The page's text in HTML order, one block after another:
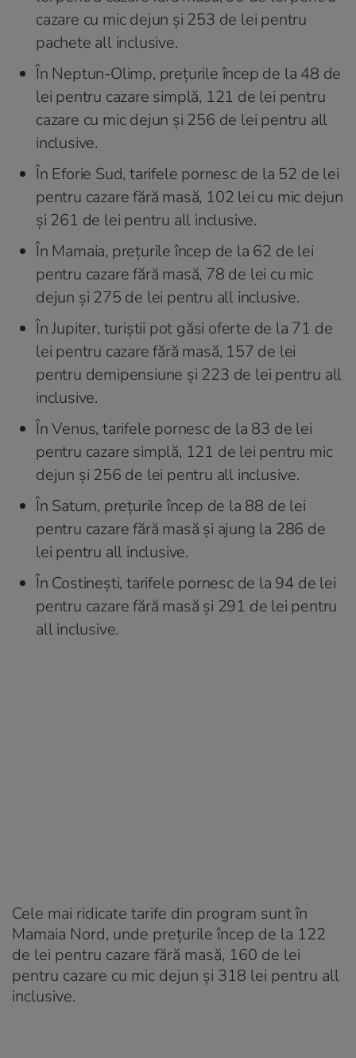
cazare cu mic dejun şi 253 de lei pentru
pachete all inclusive.
În Neptun-Olimp, preţurile încep de la 48 de
lei pentru cazare simplă, 121 de lei pentru
cazare cu mic dejun şi 256 de lei pentru all
inclusive.
În Eforie Sud, tarifele pornesc de la 52 de lei
pentru cazare fără masă, 102 lei cu mic dejun
şi 261 de lei pentru all inclusive.
În Mamaia, preţurile încep de la 62 de lei
pentru cazare fără masă, 78 de lei cu mic
dejun şi 275 de lei pentru all inclusive.
În Jupiter, turiştii pot găsi oferte de la 71 de
lei pentru cazare fără masă, 157 de lei
pentru demipensiune şi 223 de lei pentru all
inclusive.
În Venus, tarifele pornesc de la 83 de lei
pentru cazare simplă, 121 de lei pentru mic
dejun şi 256 de lei pentru all inclusive.
În Saturn, preţurile încep de la 88 de lei
pentru cazare fără masă şi ajung la 286 de
lei pentru all inclusive.
În Costineşti, tarifele pornesc de la 94 de lei
pentru cazare fără masă şi 291 de lei pentru
all inclusive.
Cele mai ridicate tarife din program sunt în
Mamaia Nord, unde preţurile încep de la 122
de lei pentru cazare fără masă, 160 de lei
pentru cazare cu mic dejun şi 318 lei pentru all
inclusive.